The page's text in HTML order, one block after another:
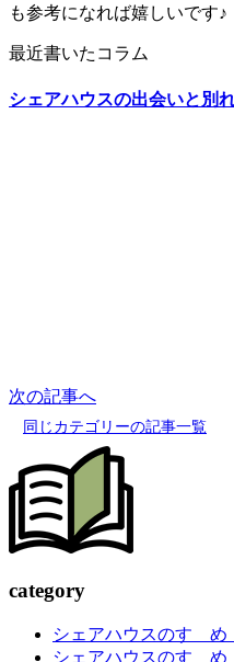
も参考になれば嬉しいです♪
最近書いたコラム
シェアハウスの出会いと別
次の記事へ
同じカテゴリーの記事一覧
category
シェアハウスのすゝ
シェアハウスのすゝ